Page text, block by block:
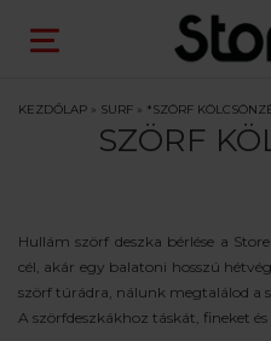
KEZDŐLAP » SURF » *SZÖRF
SZÖRF
Hullám szörf deszka bérlése a
cél, akár egy balatoni hosszú
szörf túrádra, nálunk megtalálod a
A szörfdeszkákhoz táskát, fineket